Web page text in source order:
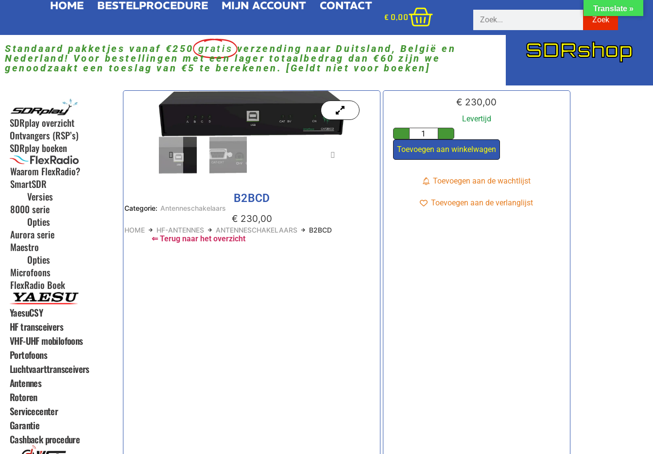
HOME BESTELPROCEDURE MIJN ACCOUNT CONTACT
€ 0,00 Zoek
Standaard pakketjes vanaf €250 gratis verzending naar Duitsland, België en
Nederland! Voor bestellingen met een lager totaalbedrag dan €60 zijn we
genoodzaakt een toeslag van €5 te berekenen. [Geldt niet voor boeken]
SDRshop
SDRplay overzicht
Ontvangers (RSP’s)
SDRplay boeken
Waarom FlexRadio?
SmartSDR
Versies
8000 serie
Opties
Aurora serie
Maestro
Opties
Microfoons
FlexRadio Boek
YaesuCSY
HF transceivers
VHF-UHF mobilofoons
Portofoons
Luchtvaarttransceivers
Antennes
Rotoren
Servicecenter
Garantie
Cashback procedure
B2BCD
Categorie: Antenneschakelaars
€ 230,00
HOME HF-ANTENNES ANTENNESCHAKELAARS B2BCD
⇐ Terug naar het overzicht
€ 230,00
Levertijd
Toevoegen aan winkelwagen
Toevoegen aan de wachtlijst
Toevoegen aan de verlanglijst
Translate »